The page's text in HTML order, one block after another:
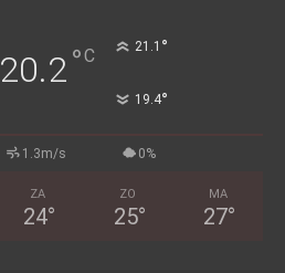
20.2°C 21.1 °
19.4°
1.3m/s 0%
ZA
24°
ZO
25°
MA
27°